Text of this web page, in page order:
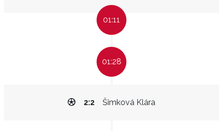
01:11
01:28
Šimková Klára
2:2